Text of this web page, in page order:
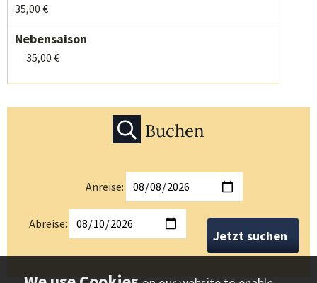
35,00 €
35,00 €
Buchen
Anreise:
Abreise:
Jetzt suchen